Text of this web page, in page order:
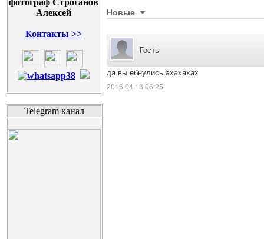
Контакты >>
Telegram канал
Новые
Гость
да вы ебнулись ахахахах
2016.04.18 06:25